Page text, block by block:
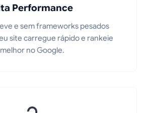
Performance
e sem frameworks pesados
site carregue rápido e rankeie
melhor no Google.